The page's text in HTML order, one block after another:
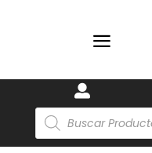
a

Búsqueda
de
productos